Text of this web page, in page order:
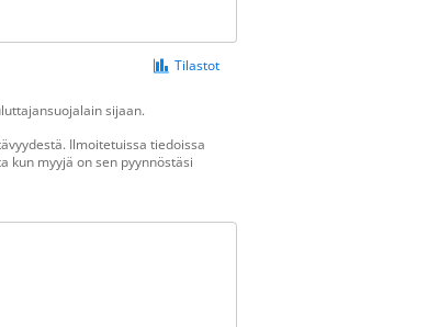
Tilastot
sijaan.
Ilmoitetuissa tiedoissa
kun myyjä on sen pyynnöstäsi